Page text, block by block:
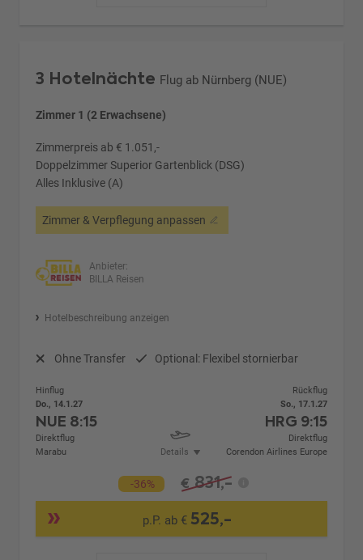
3 Hotelnächte Flug ab Nürnberg (NUE)
Zimmer 1 (2 Erwachsene)
Zimmerpreis ab € 1.051,-
Doppelzimmer Superior Gartenblick (DSG)
Alles Inklusive (A)
Zimmer & Verpflegung anpassen
Anbieter:
BILLA Reisen
Hotelbeschreibung anzeigen
Ohne Transfer Optional: Flexibel stornierbar
Hinflug
Do., 14.1.27
NUE 8:15
Direktflug
Marabu
Details
Rückflug
So., 17.1.27
HRG 9:15
Direktflug
Corendon Airlines Europe
-36% € 831,-
p.P. ab € 525,-